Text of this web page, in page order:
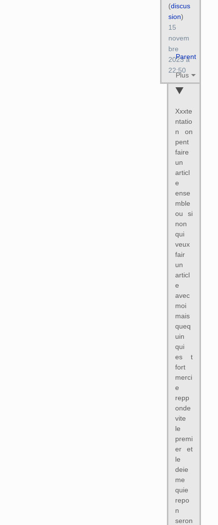
Parent
Plus
(discus
sion)
15
novem
bre
2023 à
22:50
Xxxte
ntatio
n on
pent
faire
un
articl
e
ense
mble
ou si
non
qui
veux
fair
un
articl
e
avec
moi
mais
queq
uin
qui
es t
fort
merci
e
repp
onde
vite
le
premi
er et
le
deie
me
quie
repo
n
seron